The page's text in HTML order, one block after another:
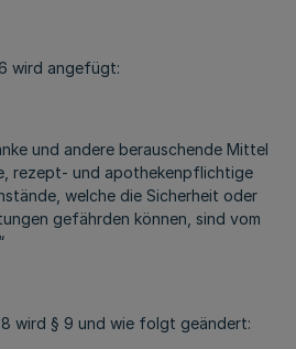
angefügt:
und andere berauschende Mittel
rezept- und apothekenpflichtige
welche die Sicherheit oder
gefährden können, sind vom
§ 9 und wie folgt geändert: